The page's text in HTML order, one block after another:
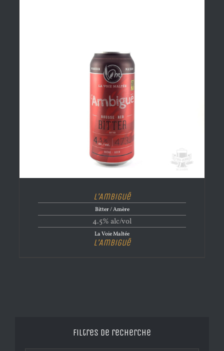
L’Ambiguë
Bitter / Amère
4.5% alc/vol
La Voie Maltée
L’Ambiguë
Filtres de recherche